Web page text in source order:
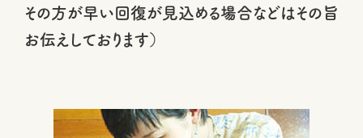
その方が早い回復が見込める場合などはその旨
お伝えしております）